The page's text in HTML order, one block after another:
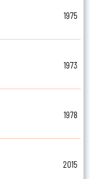
1975
1973
1978
2015